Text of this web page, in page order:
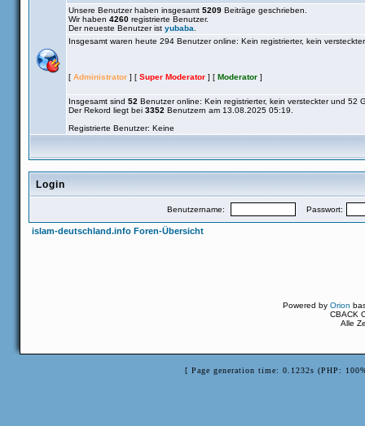
Unsere Benutzer haben insgesamt 5209 Beiträge geschrieben.
Wir haben 4260 registrierte Benutzer.
Der neueste Benutzer ist yubaba
Insgesamt waren heute 294 Benutzer online: Kein registrierter, kein
[ Administrator ] [ Super Moderator ] [ Moderator ]
Insgesamt sind 52 Benutzer online: Kein registrierter, kein versteckter und 52
Der Rekord liegt bei 3352 Benutzern am 13.08.2025 05:19.
Registrierte Benutzer: Keine
Login
Benutzername: Passwort:
islam-deutschland.info Foren-Übersicht
Powered byOrion
CBACK
Alle
[ Page generation time: 0.1232s (PHP: